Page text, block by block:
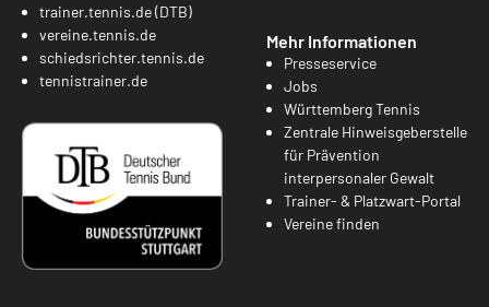
trainer.tennis.de (DTB)
vereine.tennis.de
schiedsrichter.tennis.de
tennistrainer.de
Mehr Informationen
Presseservice
Jobs
Württemberg Tennis
Zentrale Hinweisgeberstelle
für Prävention
interpersonaler Gewalt
Trainer- & Platzwart-Portal
Vereine finden